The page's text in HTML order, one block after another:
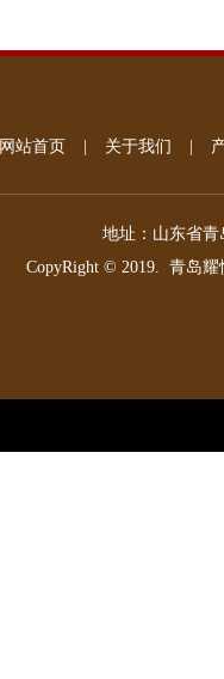
网站首页 关于我们
地址： 山东省青
CopyRight © 2019. 青岛耀